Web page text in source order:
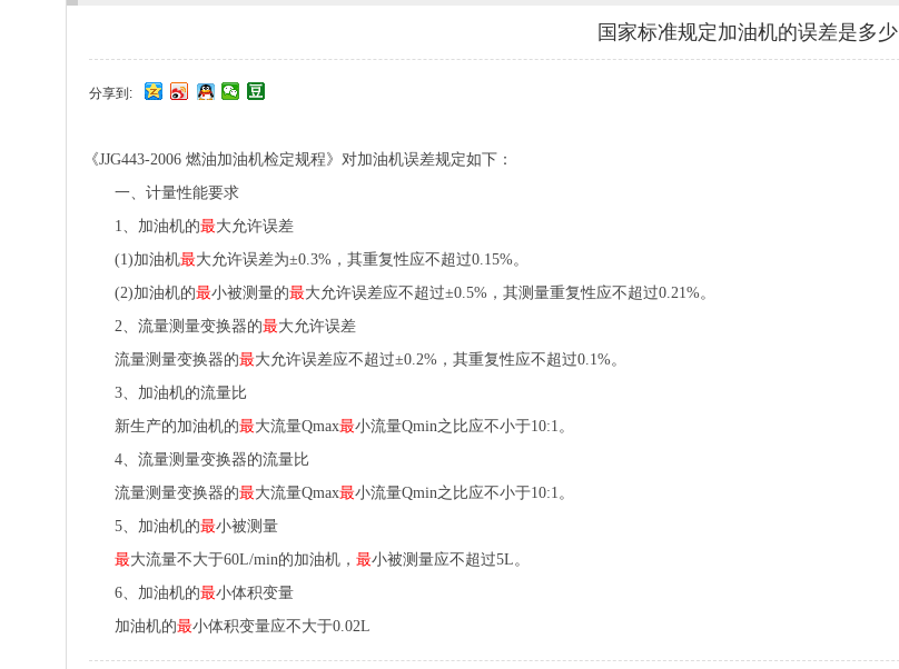
国家标准规定加油机的误差是多少
分享到:
《JJG443-2006 燃油加油机检定规程》对加油机误差规定如下：
一、计量性能要求
1、加油机的最大允许误差
(1)加油机最大允许误差为±0.3%，其重复性应不超过0.15%。
(2)加油机的最小被测量的最大允许误差应不超过±0.5%，其测量重复性应不超过0.21%。
2、流量测量变换器的最大允许误差
流量测量变换器的最大允许误差应不超过±0.2%，其重复性应不超过0.1%。
3、加油机的流量比
新生产的加油机的最大流量Qmax最小流量Qmin之比应不小于10:1。
4、流量测量变换器的流量比
流量测量变换器的最大流量Qmax最小流量Qmin之比应不小于10:1。
5、加油机的最小被测量
最大流量不大于60L/min的加油机， 最小被测量应不超过5L。
6、加油机的最小体积变量
加油机的最小体积变量应不大于0.02L